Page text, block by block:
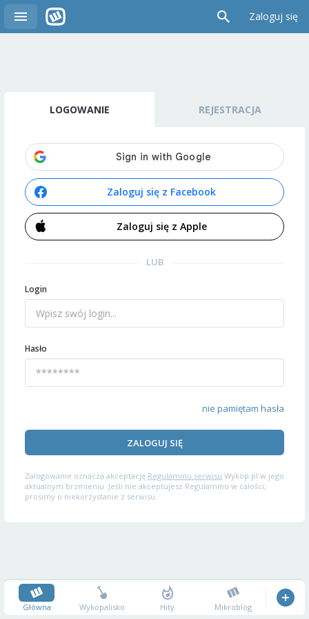
Zaloguj się
LOGOWANIE REJESTRACJA
Zaloguj się z Facebook
Zaloguj się z Apple
LUB
Login
Hasło
nie pamiętam hasła
ZALOGUJ SIĘ
Zalogowanie oznacza akceptację Regulaminu serwisu Wykop.pl w jego
aktualnym brzmieniu. Jeśli nie akceptujesz Regulaminu w całości,
prosimy o niekorzystanie z serwisu.
Główna Wykopalisko Hity Mikroblog